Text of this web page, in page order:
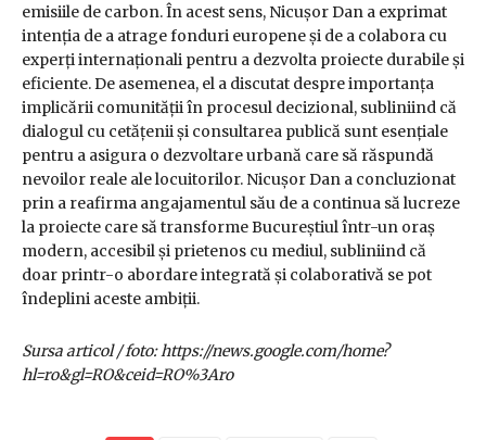
emisiile de carbon. În acest sens, Nicușor Dan a exprimat
intenția de a atrage fonduri europene și de a colabora cu
experți internaționali pentru a dezvolta proiecte durabile și
eficiente. De asemenea, el a discutat despre importanța
implicării comunității în procesul decizional, subliniind că
dialogul cu cetățenii și consultarea publică sunt esențiale
pentru a asigura o dezvoltare urbană care să răspundă
nevoilor reale ale locuitorilor. Nicușor Dan a concluzionat
prin a reafirma angajamentul său de a continua să lucreze
la proiecte care să transforme Bucureștiul într-un oraș
modern, accesibil și prietenos cu mediul, subliniind că
doar printr-o abordare integrată și colaborativă se pot
îndeplini aceste ambiții.
Sursa articol / foto: https://news.google.com/home?
hl=ro&gl=RO&ceid=RO%3Aro